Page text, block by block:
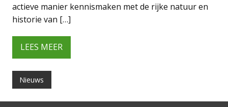
actieve manier kennismaken met de rijke natuur en
historie van […]
LEES MEER
Nieuws